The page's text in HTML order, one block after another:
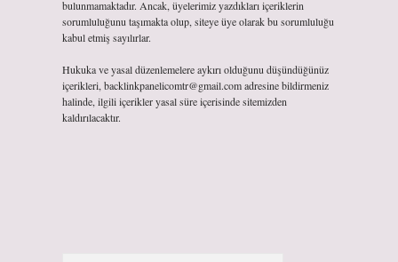
bulunmamaktadır. Ancak, üyelerimiz yazdıkları içeriklerin
sorumluluğunu taşımakta olup, siteye üye olarak bu sorumluluğu
kabul etmiş sayılırlar.
Hukuka ve yasal düzenlemelere aykırı olduğunu düşündüğünüz
içerikleri, backlinkpanelicomtr@gmail.comadresine bildirmeniz
halinde, ilgili içerikler yasal süre içerisinde sitemizden
kaldırılacaktır.